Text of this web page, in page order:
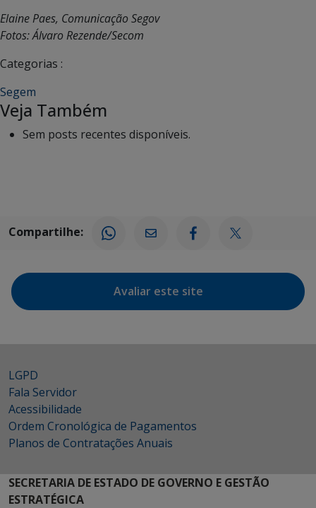
Elaine Paes, Comunicação Segov
Fotos: Álvaro Rezende/Secom
Categorias :
Segem
Veja Também
Sem posts recentes disponíveis.
Compartilhe:
Avaliar este site
LGPD
Fala Servidor
Acessibilidade
Ordem Cronológica de Pagamentos
Planos de Contratações Anuais
SECRETARIA DE ESTADO DE GOVERNO E GESTÃO
ESTRATÉGICA